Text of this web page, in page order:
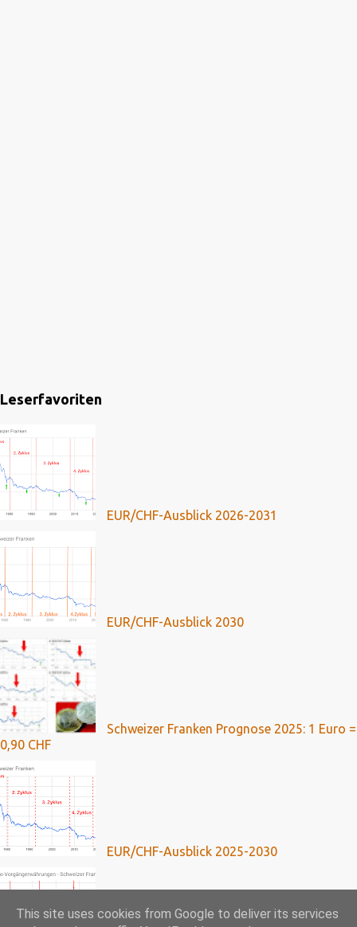
Leserfavoriten
EUR/CHF-Ausblick 2026-2031
EUR/CHF-Ausblick 2030
Schweizer Franken Prognose 2025: 1 Euro =
0,90 CHF
EUR/CHF-Ausblick 2025-2030
This site uses cookies from Google to deliver its services